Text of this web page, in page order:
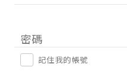
密碼
記住我的帳號